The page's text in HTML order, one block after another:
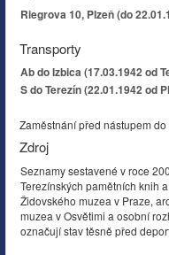
Riegrova 10, Plzeň (do
Transporty
Ab do Izbica (17.03.1942 od
S do Terezín (22.01.1942 od
Zaměstnání před nástupem
Zdroj
Seznamy sestavené v roce
Terezínských pamětních knih
Židovského muzea v Praze,
muzea v Osvětimi a osobní
označují stav těsně před